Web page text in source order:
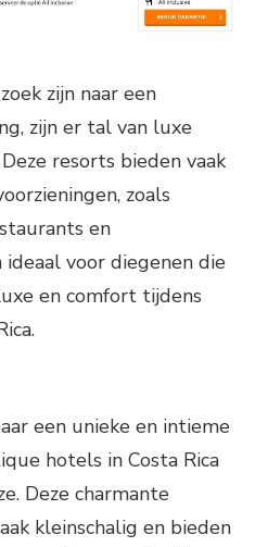
zijn naar een
zijn er tal van luxe
resorts bieden vaak
zoals
en
ideaal voor diegenen die
en comfort tijdens
een unieke en intieme
hotels in Costa Rica
Deze charmante
kleinschalig en bieden